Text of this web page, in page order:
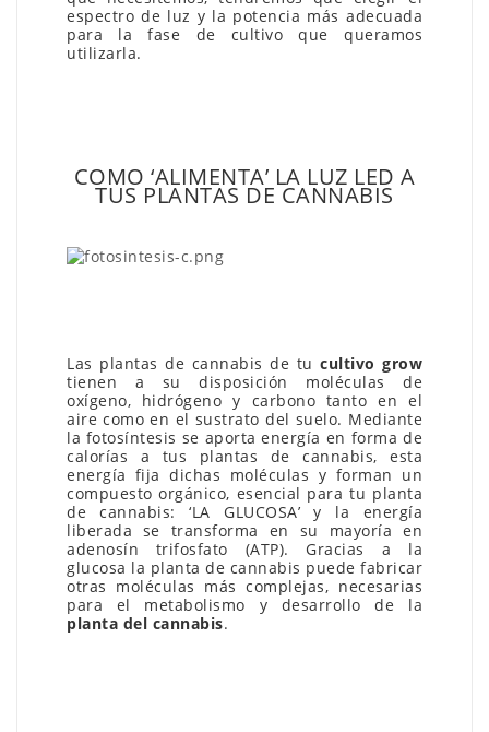
espectro de luz y la potencia más adecuada
para la fase de cultivo que queramos
utilizarla.
COMO ‘ALIMENTA’ LA LUZ LED A
TUS PLANTAS DE CANNABIS
Las plantas de cannabis de tu cultivo grow
tienen a su disposición moléculas de
oxígeno, hidrógeno y carbono tanto en el
aire como en el sustrato del suelo. Mediante
la fotosíntesis se aporta energía en forma de
calorías a tus plantas de cannabis, esta
energía fija dichas moléculas y forman un
compuesto orgánico, esencial para tu planta
de cannabis: ‘LA GLUCOSA’ y la energía
liberada se transforma en su mayoría en
adenosín trifosfato (ATP). Gracias a la
glucosa la planta de cannabis puede fabricar
otras moléculas más complejas, necesarias
para el metabolismo y desarrollo de la
planta del cannabis.